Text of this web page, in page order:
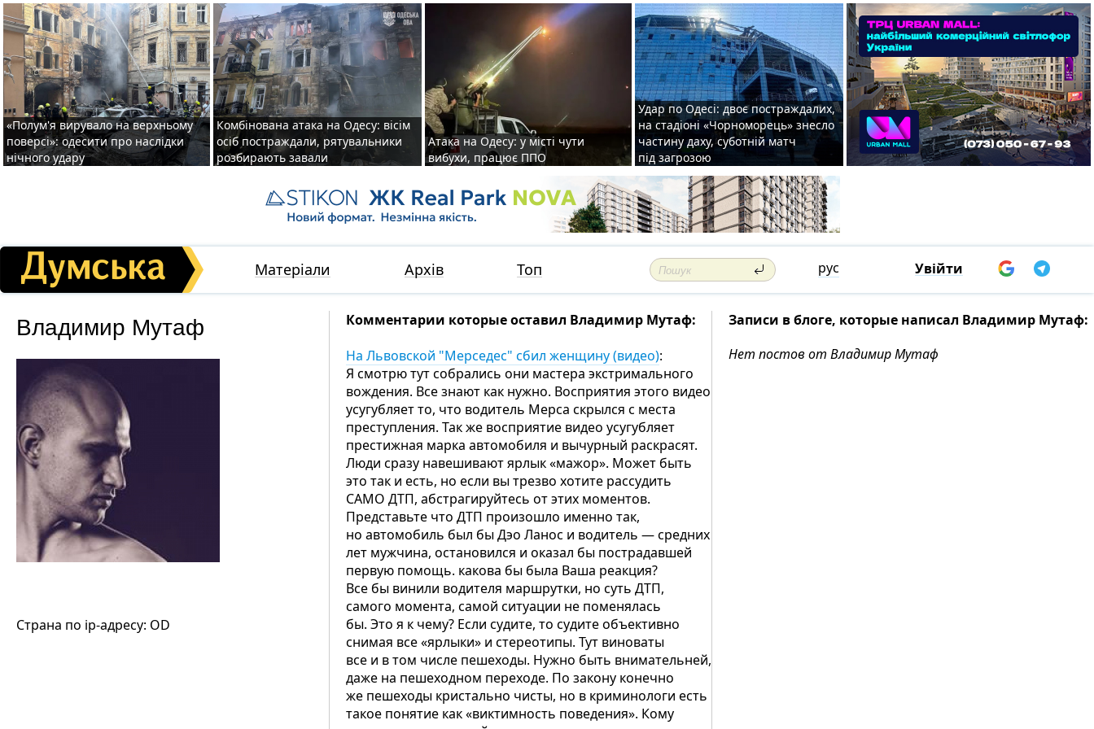
«Полум'я вирувало на верхньому
поверсі»: одесити про наслідки
нічного удару
Комбінована атака на Одесу: вісім
осіб постраждали, рятувальники
розбирають завали
Атака на Одесу: у місті чути
вибухи, працює ППО
Удар по Одесі: двоє постраждалих,
на стадіоні «Чорноморець» знесло
частину даху, суботній матч
під загрозою
Матеріали Архів Топ рус Увійти
Владимир Мутаф
Страна по ip-адресу: OD
Комментарии которые оставил Владимир Мутаф:
На Львовской "Мерседес" сбил женщину (видео):
Я смотрю тут собрались они мастера экстримального
вождения. Все знают как нужно. Восприятия этого видео
усугубляет то, что водитель Мерса скрылся с места
преступления. Так же восприятие видео усугубляет
престижная марка автомобиля и вычурный раскрасят.
Люди сразу навешивают ярлык «мажор». Может быть
это так и есть, но если вы трезво хотите рассудить
САМО ДТП, абстрагируйтесь от этих моментов.
Представьте что ДТП произошло именно так,
но автомобиль был бы Дэо Ланос и водитель — средних
лет мужчина, остановился и оказал бы пострадавшей
первую помощь. какова бы была Ваша реакция?
Все бы винили водителя маршрутки, но суть ДТП,
самого момента, самой ситуации не поменялась
бы. Это я к чему? Если судите, то судите объективно
снимая все «ярлыки» и стереотипы. Тут виноваты
все и в том числе пешеходы. Нужно быть внимательней,
даже на пешеходном переходе. По закону конечно
же пешеходы кристально чисты, но в криминологи есть
такое понятие как «виктимность поведения». Кому
Записи в блоге, которые написал Владимир Мутаф:
Нет постов от Владимир Мутаф